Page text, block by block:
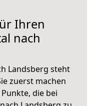
Ihren
nach
Landsberg steht
zuerst machen
die bei